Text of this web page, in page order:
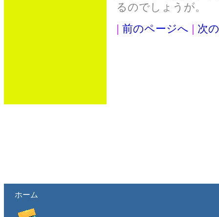
るのでしょうが。
| 前のページへ | 次
ホーム